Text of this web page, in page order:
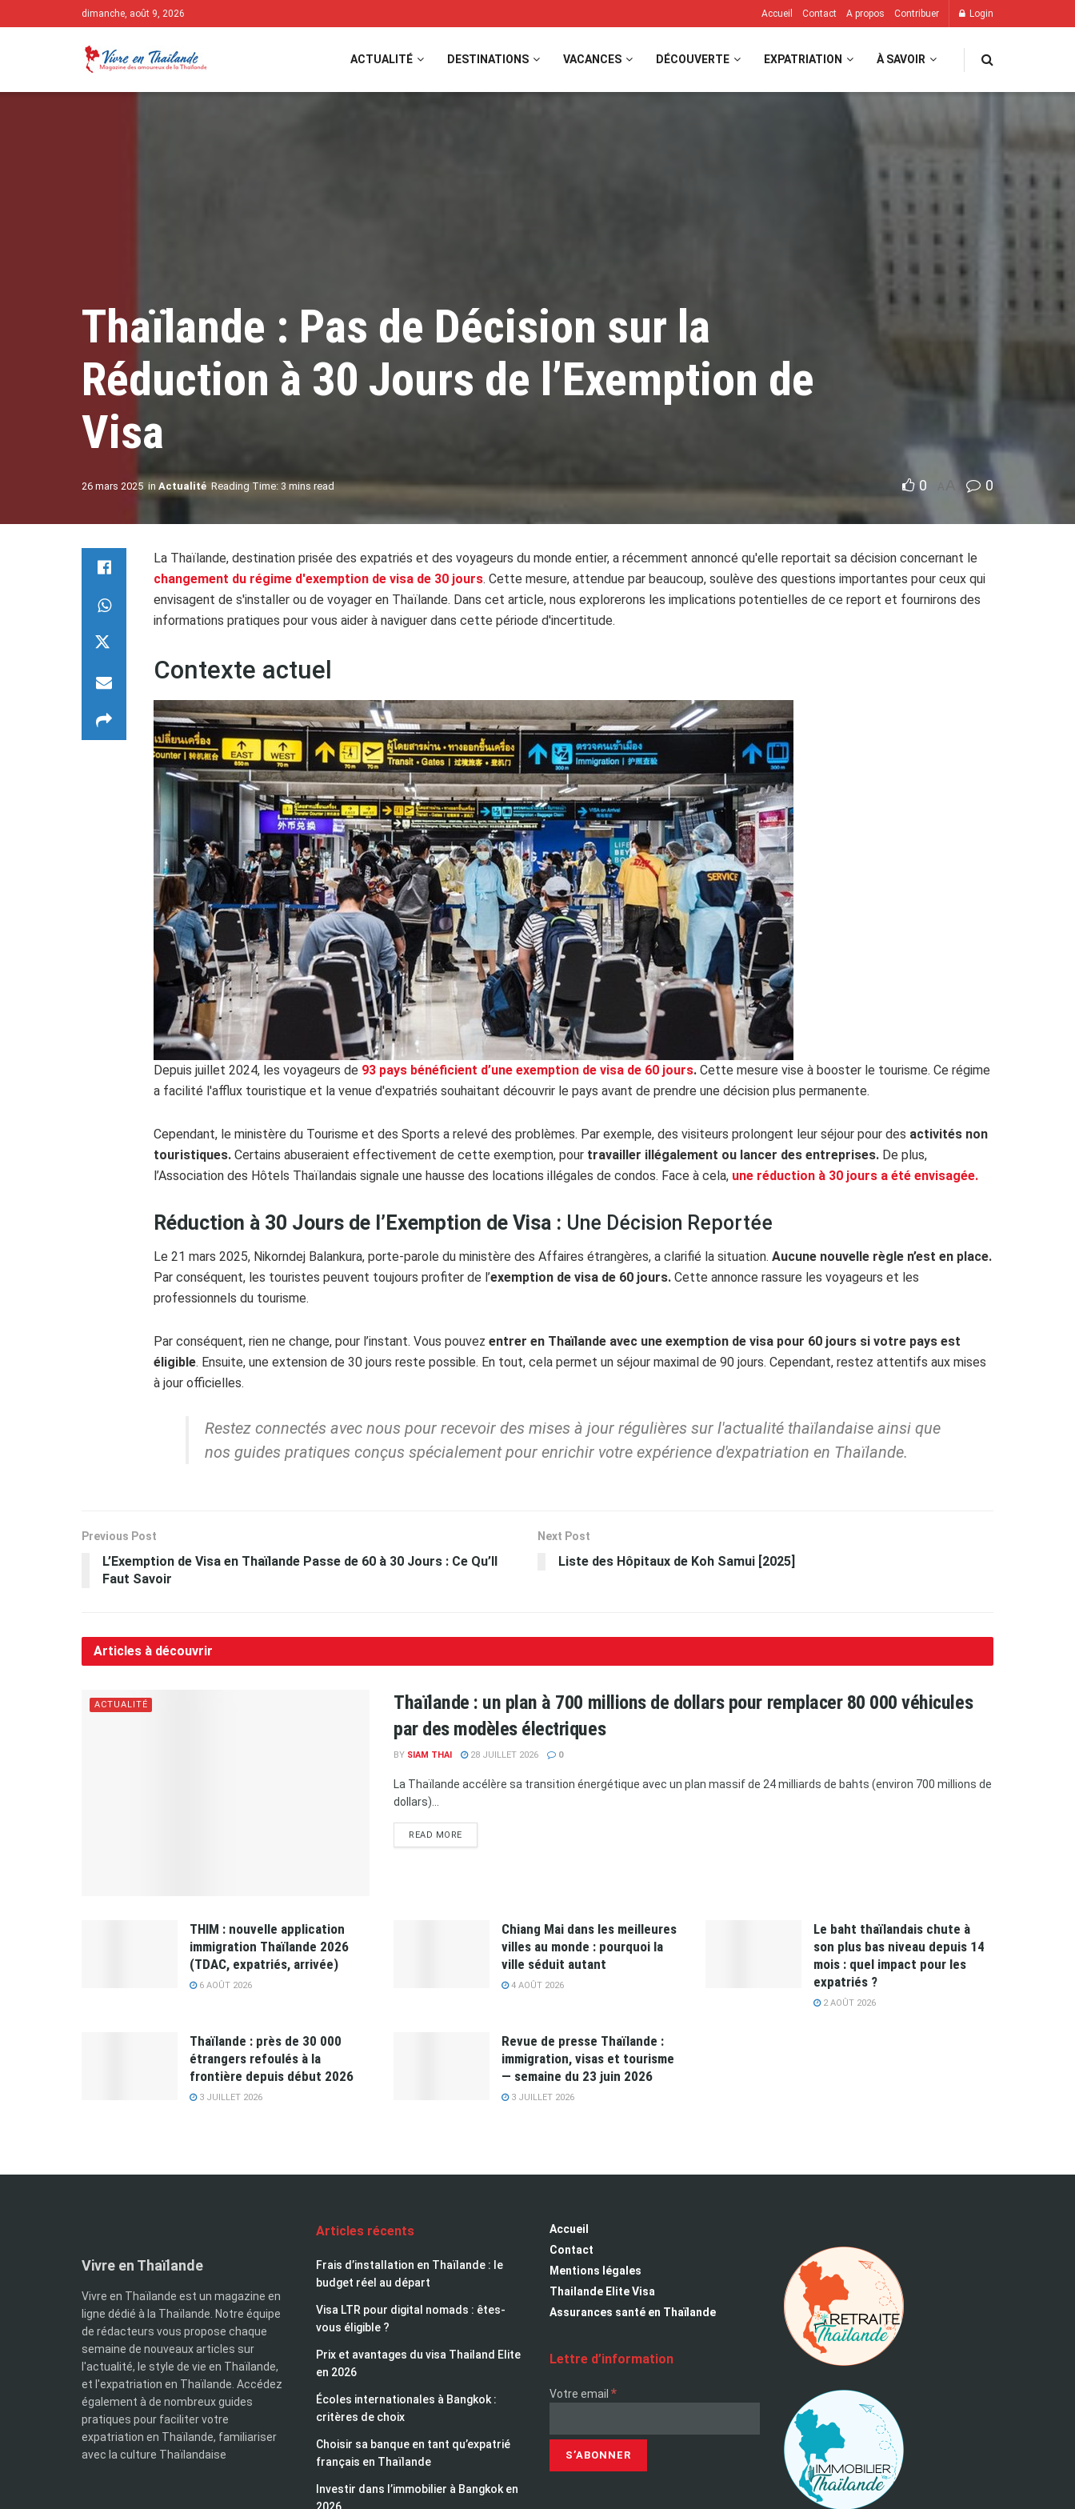
dimanche, août 9, 2026 Accueil Contact A propos Contribuer Login
ACTUALITÉ DESTINATIONS VACANCES DÉCOUVERTE EXPATRIATION À SAVOIR
Thaïlande : Pas de Décision sur la
Réduction à 30 Jours de l’Exemption de
Visa
26 mars 2025 in Actualité Reading Time: 3 mins read 0 0
La Thaïlande, destination prisée des expatriés et des voyageurs du monde entier, a récemment annoncé qu'elle reportait sa décision concernant le
changement du régime d'exemption de visa de 30 jours. Cette mesure, attendue par beaucoup, soulève des questions importantes pour ceux qui
envisagent de s'installer ou de voyager en Thaïlande. Dans cet article, nous explorerons les implications potentielles de ce report et fournirons des
informations pratiques pour vous aider à naviguer dans cette période d'incertitude.
Contexte actuel
Depuis juillet 2024, les voyageurs de 93 pays bénéficient d’une exemption de visa de 60 jours. Cette mesure vise à booster le tourisme. Ce régime
a facilité l'afflux touristique et la venue d'expatriés souhaitant découvrir le pays avant de prendre une décision plus permanente.
Cependant, le ministère du Tourisme et des Sports a relevé des problèmes. Par exemple, des visiteurs prolongent leur séjour pour des activités non
touristiques. Certains abuseraient effectivement de cette exemption, pour travailler illégalement ou lancer des entreprises. De plus,
l’Association des Hôtels Thaïlandais signale une hausse des locations illégales de condos. Face à cela, une réduction à 30 jours a été envisagée.
Réduction à 30 Jours de l’Exemption de Visa : Une Décision Reportée
Le 21 mars 2025, Nikorndej Balankura, porte-parole du ministère des Affaires étrangères, a clarifié la situation. Aucune nouvelle règle n’est en place.
Par conséquent, les touristes peuvent toujours profiter de l’exemption de visa de 60 jours. Cette annonce rassure les voyageurs et les
professionnels du tourisme.
Par conséquent, rien ne change, pour l’instant. Vous pouvez entrer en Thaïlande avec une exemption de visa pour 60 jours si votre pays est
éligible. Ensuite, une extension de 30 jours reste possible. En tout, cela permet un séjour maximal de 90 jours. Cependant, restez attentifs aux mises
à jour officielles.
Restez connectés avec nous pour recevoir des mises à jour régulières sur l'actualité thaïlandaise ainsi que
nos guides pratiques conçus spécialement pour enrichir votre expérience d'expatriation en Thaïlande.
Previous Post
L’Exemption de Visa en Thaïlande Passe de 60 à 30 Jours : Ce Qu’Il
Faut Savoir
Next Post
Liste des Hôpitaux de Koh Samui [2025]
Articles à découvrir
ACTUALITÉ
Thaïlande : un plan à 700 millions de dollars pour remplacer 80 000 véhicules
par des modèles électriques
BY SIAM THAI 28 JUILLET 2026 0
La Thaïlande accélère sa transition énergétique avec un plan massif de 24 milliards de bahts (environ 700 millions de
dollars)...
READ MORE
THIM : nouvelle application
immigration Thaïlande 2026
(TDAC, expatriés, arrivée)
6 AOÛT 2026
Chiang Mai dans les meilleures
villes au monde : pourquoi la
ville séduit autant
4 AOÛT 2026
Le baht thaïlandais chute à
son plus bas niveau depuis 14
mois : quel impact pour les
expatriés ?
2 AOÛT 2026
Thaïlande : près de 30 000
étrangers refoulés à la
frontière depuis début 2026
3 JUILLET 2026
Revue de presse Thaïlande :
immigration, visas et tourisme
— semaine du 23 juin 2026
3 JUILLET 2026
Vivre en Thaïlande
Vivre en Thaïlande est un magazine en
ligne dédié à la Thaïlande. Notre équipe
de rédacteurs vous propose chaque
semaine de nouveaux articles sur
l'actualité, le style de vie en Thaïlande,
et l'expatriation en Thaïlande. Accédez
également à de nombreux guides
pratiques pour faciliter votre
expatriation en Thaïlande, familiariser
avec la culture Thaïlandaise
Articles récents
Frais d’installation en Thaïlande : le
budget réel au départ
Visa LTR pour digital nomads : êtes-
vous éligible ?
Prix et avantages du visa Thailand Elite
en 2026
Écoles internationales à Bangkok :
critères de choix
Choisir sa banque en tant qu’expatrié
français en Thaïlande
Investir dans l’immobilier à Bangkok en
2026
Accueil
Contact
Mentions légales
Thailande Elite Visa
Assurances santé en Thaïlande
Lettre d’information
Votre email *